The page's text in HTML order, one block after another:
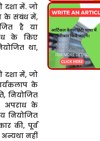
दशा में. जो
के संबंध में,
है या
के किए
था,
दशा में, जो
के
नियोजित
अपराध के
नियोजित
की, पूर्व
नहीं